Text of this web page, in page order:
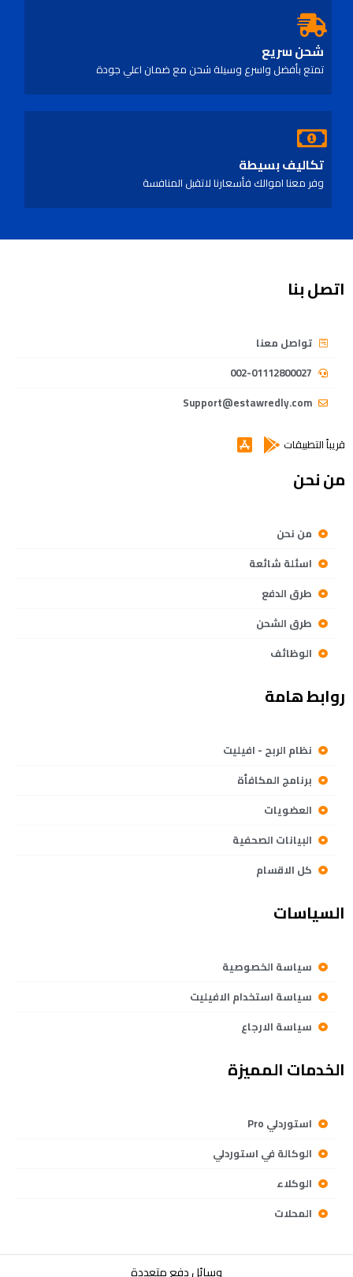
شحن سريع
تمتع بأفضل واسرع وسيلة شحن مع ضمان اعلي جودة
تكاليف بسيطة
وفر معنا اموالك فأسعارنا لاتقبل المنافسة
اتصل بنا
تواصل معنا
002-01112800027
Support@estawredly.com
قريباً التطبيقات
من نحن
من نحن
اسئلة شائعة
طرق الدفع
طرق الشحن
الوظائف
روابط هامة
نظام الربح - افيليت
برنامج المكافأة
العضويات
البيانات الصحفية
كل الاقسام
السياسات
سياسة الخصوصية
سياسة استخدام الافيليت
سياسة الارجاع
الخدمات المميزة
استوردلي Pro
الوكالة في استوردلي
الوكلاء
المحلات
وسائل دفع متعددة